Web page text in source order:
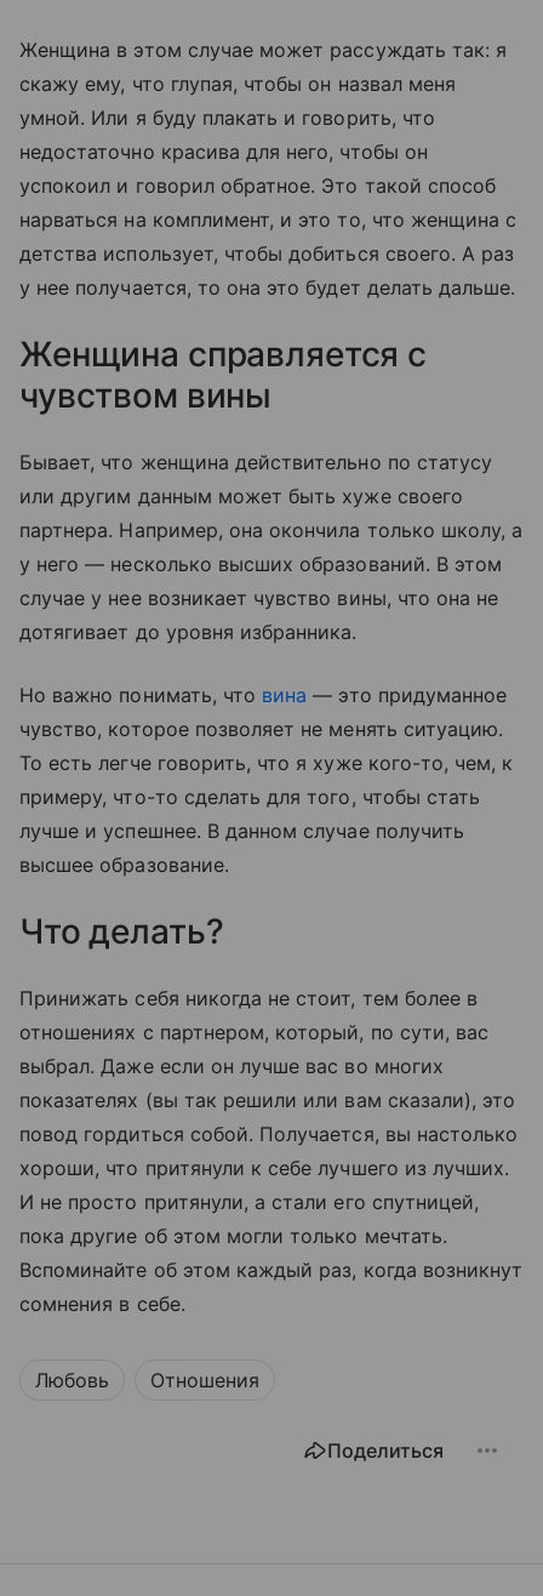
Женщина в этом случае может рассуждать так: я
скажу ему, что глупая, чтобы он назвал меня
умной. Или я буду плакать и говорить, что
недостаточно красива для него, чтобы он
успокоил и говорил обратное. Это такой способ
нарваться на комплимент, и это то, что женщина с
детства использует, чтобы добиться своего. А раз
у нее получается, то она это будет делать дальше.
Женщина справляется с
чувством вины
Бывает, что женщина действительно по статусу
или другим данным может быть хуже своего
партнера. Например, она окончила только школу, а
у него — несколько высших образований. В этом
случае у нее возникает чувство вины, что она не
дотягивает до уровня избранника.
Но важно понимать, что вина— это придуманное
чувство, которое позволяет не менять ситуацию.
То есть легче говорить, что я хуже кого-то, чем, к
примеру, что-то сделать для того, чтобы стать
лучше и успешнее. В данном случае получить
высшее образование.
Что делать?
Принижать себя никогда не стоит, тем более в
отношениях с партнером, который, по сути, вас
выбрал. Даже если он лучше вас во многих
показателях (вы так решили или вам сказали), это
повод гордиться собой. Получается, вы настолько
хороши, что притянули к себе лучшего из лучших.
И не просто притянули, а стали его спутницей,
пока другие об этом могли только мечтать.
Вспоминайте об этом каждый раз, когда возникнут
сомнения в себе.
Любовь Отношения
Поделиться